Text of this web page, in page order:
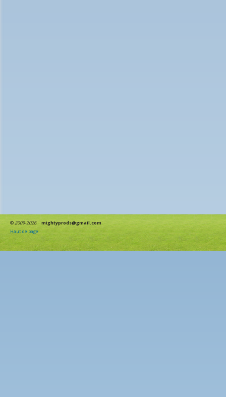
©2009-2026
mightyprods@gmail.com
Haut de page